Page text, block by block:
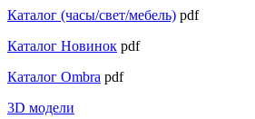
Каталог (часы/свет/мебель) pdf
Каталог Новинок pdf
Каталог Ombra pdf
3D модели